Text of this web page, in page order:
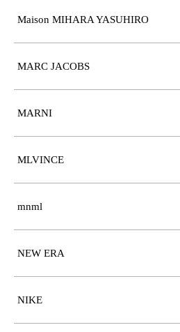
Maison MIHARA YASUHIRO
MARC JACOBS
MARNI
MLVINCE
mnml
NEW ERA
NIKE